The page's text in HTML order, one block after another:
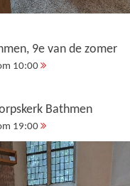
9e van de zomer
10:00
Bathmen
19:00